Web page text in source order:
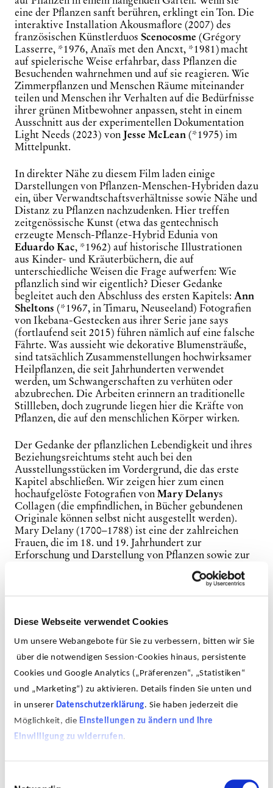
Diese Webseite verwendet Cookies
Um unsere Webangebote für Sie zu verbessern, bitten wir Sie
über die notwendigen Session-Cookies hinaus, persistente
Cookies und Google Analytics („Präferenzen“, „Statistiken“
und „Marketing“) zu aktivieren. Details finden Sie unten und
in unserer Datenschutzerklärung. Sie haben jederzeit die
Möglichkeit, die Einstellungen zu ändern und Ihre
Einwilligung zu widerrufen.
eine der Pflanzen sanft berühren, erklingt ein Ton. Die
interaktive InstallationAkousmaflore (2007) des
französischen Künstlerduos Scenocosme (Grégory
Lasserre, *1976, Anaïs met den Ancxt, *1981) macht
auf spielerische Weise erfahrbar, dass Pflanzen die
Besuchenden wahrnehmen und auf sie reagieren. Wie
Zimmerpflanzen und Menschen Räume miteinander
teilen und Menschen ihr Verhalten auf die Bedürfnisse
ihrer grünen Mitbewohner anpassen, steht in einem
Ausschnitt aus der experimentellen Dokumentation
Light Needs (2023) von Jesse McLean (*1975) im
Mittelpunkt.
In direkter Nähe zu diesem Film laden einige
Darstellungen von Pflanzen-Menschen-Hybriden dazu
ein, über Verwandtschaftsverhältnisse sowie Nähe und
Distanz zu Pflanzen nachzudenken. Hier treffen
zeitgenössische Kunst (etwa das gentechnisch
erzeugte Mensch-Pflanze-HybridEduniavon
Eduardo Kac, *1962) auf historische Illustrationen
aus Kinder- und Kräuterbüchern, die auf
unterschiedliche Weisen die Frage aufwerfen: Wie
pflanzlich sind wir eigentlich? Dieser Gedanke
begleitet auch den Abschluss des ersten Kapitels: Ann
Sheltons (*1967, in Timaru, Neuseeland) Fotografien
von Ikebana-Gestecken aus ihrer Serie jane says
(fortlaufend seit 2015) führen nämlich auf eine falsche
Fährte. Was aussieht wie dekorative Blumensträuße,
sind tatsächlich Zusammenstellungen hochwirksamer
Heilpflanzen, die seit Jahrhunderten verwendet
werden, um Schwangerschaften zu verhüten oder
abzubrechen. Die Arbeiten erinnern an traditionelle
Stillleben, doch zugrunde liegen hier die Kräfte von
Pflanzen, die auf den menschlichen Körper wirken.
Der Gedanke der pflanzlichen Lebendigkeit und ihres
Beziehungsreichtums steht auch bei den
Ausstellungsstücken im Vordergrund, die das erste
Kapitel abschließen. Wir zeigen hier zum einen
hochaufgelöste Fotografien vonMary Delanys
Collagen (die empfindlichen, in Bücher gebundenen
Originale können selbst nicht ausgestellt werden).
Mary Delany (1700–1788) ist eine der zahlreichen
Frauen, die im 18. und 19. Jahrhundert zur
Erforschung und Darstellung von Pflanzen sowie zur
deren Geschichten aber immer noch weitgehend
unbekannt sind. Mary Delany begann im Alter von 72
schaffen, die sowohl wegen ihrer wissenschaftlichen
Genauigkeit als auch wegen ihrer ästhetischen
Qualitäten gerühmt wurden. Zwischen Delanys
Blumen sehen die Besuchenden auf einer zweiten
Wand-Ebene Makrofotografien von Bestäubern. Der
MakrofotografThorben Danke(*1982) eröffnet mit
seinen Bildern spektakuläre Perspektiven, etwa auf die
Beschaffenheit von Schmetterlingsflügeln. Mit diesem
spielerischen Seh-Experiment verbinden wir Pflanzen
und Insekten, die sich evolutionär miteinander
entwickelt haben, wovon nicht zuletzt ihre